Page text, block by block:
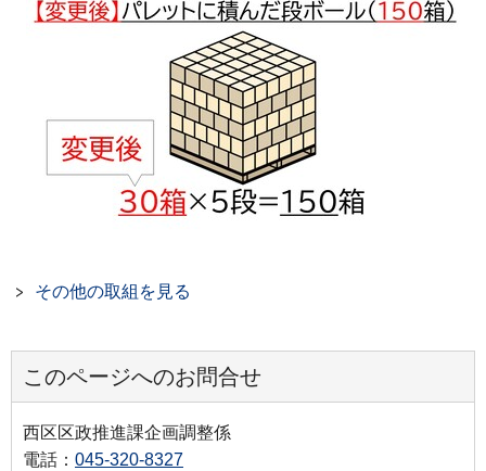
その他の取組を見る
このページへのお問合せ
西区区政推進課企画調整係
電話： 045-320-8327